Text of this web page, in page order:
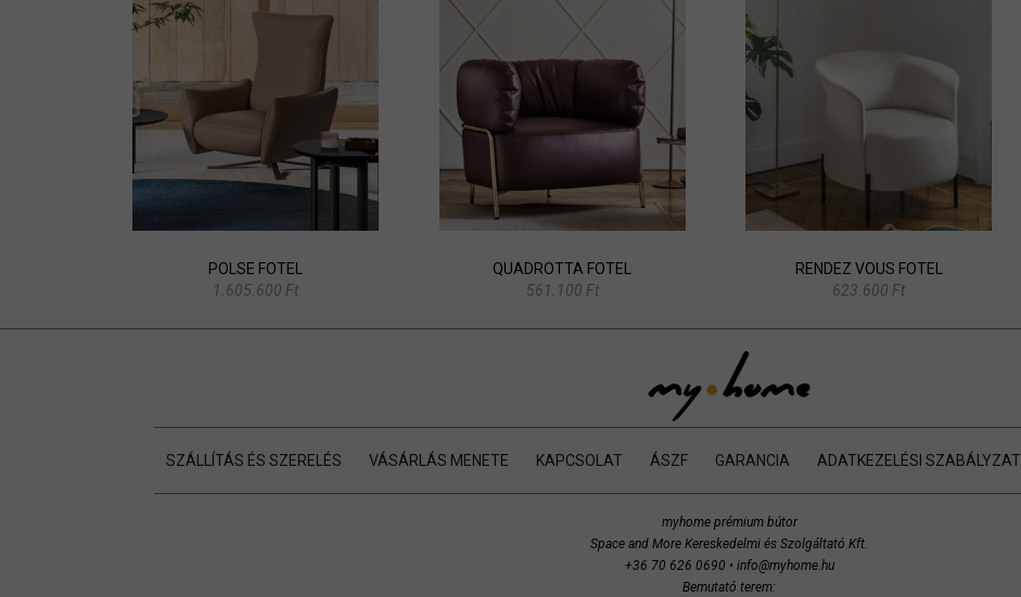
POLSE FOTEL
1.605.600 Ft
QUADROTTA FOTEL
561.100 Ft
RENDEZ VOUS FOTEL
623.600 Ft
SZÁLLÍTÁS ÉS SZERELÉS VÁSÁRLÁS MENETE KAPCSOLAT ÁSZF GARANCIA ADATKEZELÉSI SZABÁLYZAT
myhome prémium bútor
Space and More Kereskedelmi és Szolgáltató Kft.
+36 70 626 0690 • info@myhome.hu
Bemutató terem: